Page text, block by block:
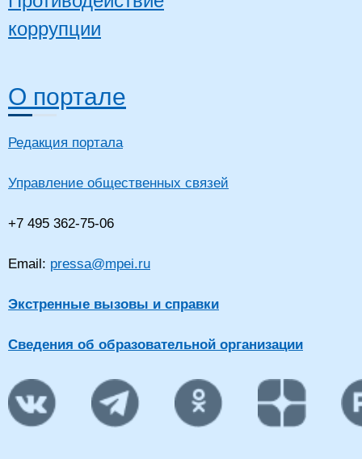
коррупции
О портале
Редакция портала
Управление общественных связей
+7 495 362-75-06
Email: pressa@mpei.ru
Экстренные вызовы и справки
Сведения об образовательной организации